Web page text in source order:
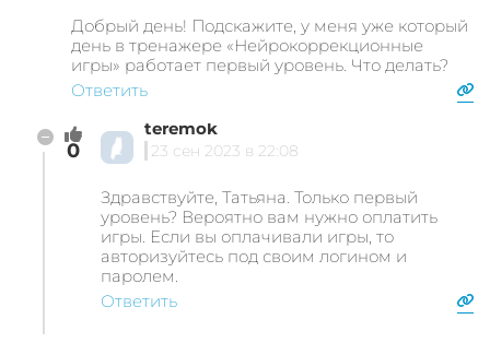
Добрый день! Подскажите, у меня уже который
день в тренажере «Нейрокоррекционные
игры» работает первый уровень. Что делать?
Ответить
0
teremok
23 сен 2023 в 22:08
Здравствуйте, Татьяна. Только первый
уровень? Вероятно вам нужно оплатить
игры. Если вы оплачивали игры, то
авторизуйтесь под своим логином и
паролем.
Ответить